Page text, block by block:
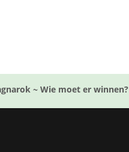
~ Wie moet er winnen?